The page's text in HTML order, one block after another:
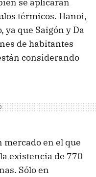
térmicos. Hanoi,
ya que Saigón y Da
de habitantes
considerando
mercado en el que
existencia de 770
Sólo en